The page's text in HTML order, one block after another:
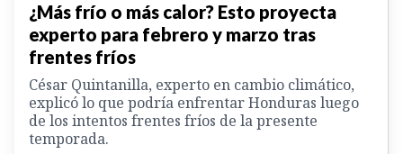
¿Más frío o más calor? Esto proyecta
experto para febrero y marzo tras
frentes fríos
César Quintanilla, experto en cambio climático,
explicó lo que podría enfrentar Honduras luego
de los intentos frentes fríos de la presente
temporada.